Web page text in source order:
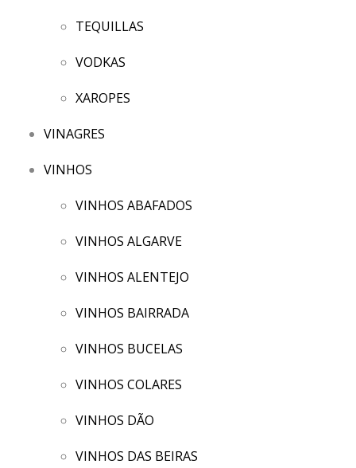
TEQUILLAS
VODKAS
XAROPES
VINAGRES
VINHOS
VINHOS ABAFADOS
VINHOS ALGARVE
VINHOS ALENTEJO
VINHOS BAIRRADA
VINHOS BUCELAS
VINHOS COLARES
VINHOS DÃO
VINHOS DAS BEIRAS